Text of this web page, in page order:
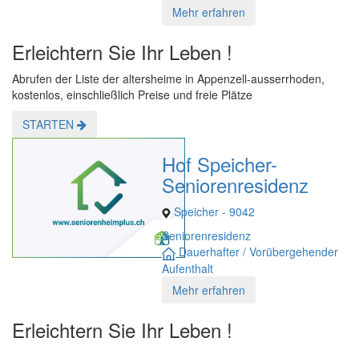
Mehr erfahren
Erleichtern Sie Ihr Leben !
Abrufen der Liste der altersheime in Appenzell-ausserrhoden,
kostenlos, einschließlich Preise und freie Plätze
STARTEN
Hof Speicher-
Seniorenresidenz
Speicher - 9042
Seniorenresidenz
Dauerhafter / Vorübergehender
Aufenthalt
Mehr erfahren
Erleichtern Sie Ihr Leben !